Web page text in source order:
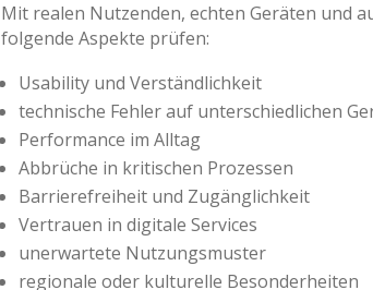
Mit realen Nutzenden, echten Geräten und
folgende Aspekte prüfen:
Usability und Verständlichkeit
technische Fehler auf unterschiedlichen
Performance im Alltag
Abbrüche in kritischen Prozessen
Barrierefreiheit und Zugänglichkeit
Vertrauen in digitale Services
unerwartete Nutzungsmuster
regionale oder kulturelle Besonderheiten